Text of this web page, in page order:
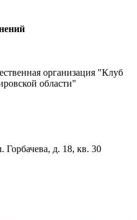
организация "Клуб
области"
Горбачева, д. 18, кв. 30